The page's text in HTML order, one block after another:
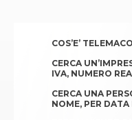
COS’E’
CERCA
IVA, NUMERO REA
CERCA UNA
NOME, PER